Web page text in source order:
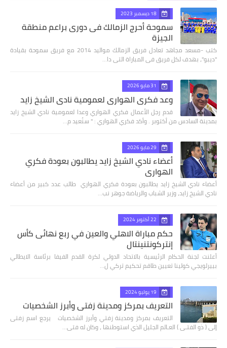
18 ديسمبر 2023
سموحة أحرج الزمالك فى دورى براعم منطقة
الجيزة
كتب -مسعد مجاهد تعادل فريق الزمالك مواليد 2014 مع فريق سموحة بقيادة
"ديبو"، بهدف لكل فريق فى المباراة التى دا…
31 مايو 2026
وعد فكري الهواري لعمومية نادي الشيخ زايد
قدم رجل الأعمال فكري الهواري وعدا لعمومية نادي الشيخ زايد
بمدينة السادس من أكتوبر . وأكد فكري الهواري : " سنُعيد م…
29 مايو 2026
أعضاء نادي الشيخ زايد يطالبون بعودة فكري
الهواري
أعضاء نادي الشيخ زايد يطالبون بعودة فكري الهواري طالب عدد كبير من أعضاء
نادي الشيخ زايد، وزير الشباب والرياضة جوهر نب…
22 أكتوبر 2024
حكم مباراة الاهلي والعين في ربع نهائى كأس
إنتركونتنينتال
أعلنت لجنة الحكام الرئيسية بالاتحاد الدولي لكرة القدم الفيفا برئاسة الايطالي
بييرلويجي كولينا تعيين طاقم تحكيم تركي ل…
19 يوليو 2024
التعريف بمركز ومدينة زفتي وأبرز الشخصيات
التعريف بمركز ومدينة زفتي وأبرز الشخصيات يرجع اسم زفتى
إلى ( ذو الفتـى ) العـالم الجليل الذي استوطنها ، وكان له فتى…